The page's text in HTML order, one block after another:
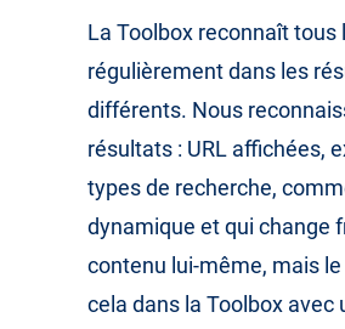
La Toolbox reconnaît
régulièrement dans les
différents. Nous
résultats : URL affichées,
types de recherche,
dynamique et qui change
contenu lui-même, mais
cela dans la Toolbox avec